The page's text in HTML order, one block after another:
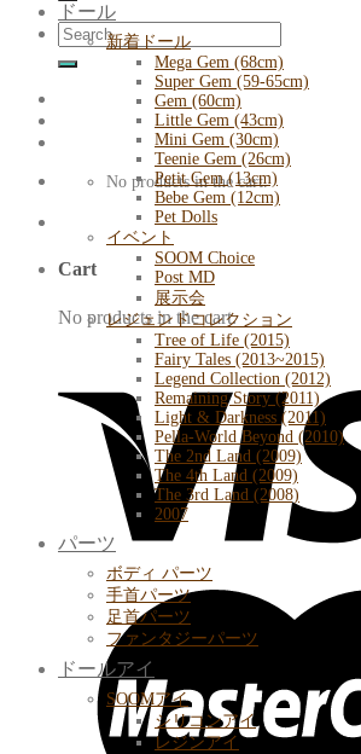
Search
for:
No products in the cart.
Cart
No products in the cart.
ドール
新着ドール
Mega Gem (68cm)
Super Gem (59-65cm)
Gem (60cm)
Little Gem (43cm)
Mini Gem (30cm)
Teenie Gem (26cm)
Petit Gem (13cm)
Bebe Gem (12cm)
Pet Dolls
イベント
SOOM Choice
Post MD
展示会
レジェンドコレクション
Tree of Life (2015)
Fairy Tales (2013~2015)
Legend Collection (2012)
Remaining Story (2011)
Light & Darkness (2011)
Pella-World Beyond (2010)
The 2nd Land (2009)
The 4th Land (2009)
The 3rd Land (2008)
2007
パーツ
ボディ パーツ
手首パーツ
足首パーツ
ファンタジーパーツ
ドールアイ
SOOMアイ
シリコンアイ
レジンアイ